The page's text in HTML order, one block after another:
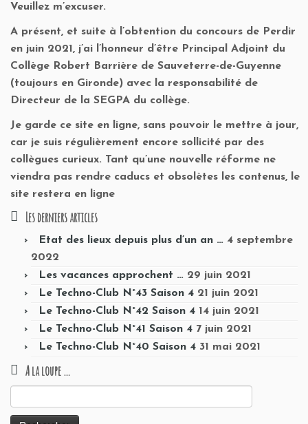
Veuillez m’excuser.
A présent, et suite à l’obtention du concours de Perdir
en juin 2021, j’ai l’honneur d’être Principal Adjoint du
Collège Robert Barrière de Sauveterre-de-Guyenne
(toujours en Gironde) avec la responsabilité de
Directeur de la SEGPA du collège.
Je garde ce site en ligne, sans pouvoir le mettre à jour,
car je suis régulièrement encore sollicité par des
collègues curieux. Tant qu’une nouvelle réforme ne
viendra pas rendre caducs et obsolètes les contenus, le
site restera en ligne
Les derniers articles
Etat des lieux depuis plus d’un an … 4 septembre
2022
Les vacances approchent … 29 juin 2021
Le Techno-Club N°43 Saison 4 21 juin 2021
Le Techno-Club N°42 Saison 4 14 juin 2021
Le Techno-Club N°41 Saison 4 7 juin 2021
Le Techno-Club N°40 Saison 4 31 mai 2021
A la loupe …